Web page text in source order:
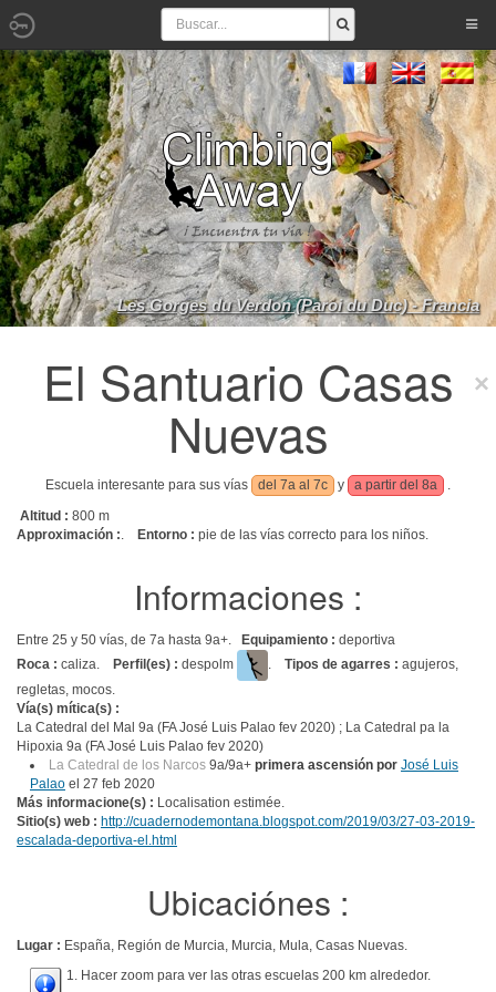
Les Gorges du Verdon (Paroi du Duc) - Francia
El Santuario Casas
Nuevas
Escuela interesante para sus vías del 7a al 7c y a partir del 8a
.
Altitud : 800 m
Approximación :. Entorno : pie de las vías correcto para los niños.
Informaciones :
Entre 25 y 50 vías, de 7a hasta 9a+. Equipamiento : deportiva
Roca : caliza. Perfil(es) : despolm . Tipos de agarres : agujeros,
regletas, mocos.
Vía(s) mítica(s) :
La Catedral del Mal 9a (FA José Luis Palao fev 2020) ; La Catedral pa la
Hipoxia 9a (FA José Luis Palao fev 2020)
La Catedral de los Narcos 9a/9a+ primera ascensión por José Luis
Palao el 27 feb 2020
Más informacione(s) : Localisation estimée.
Sitio(s) web : http://cuadernodemontana.blogspot.com/2019/03/27-03-2019-
escalada-deportiva-el.html
Ubicaciónes :
Lugar : España, Región de Murcia, Murcia, Mula, Casas Nuevas.
1. Hacer zoom para ver las otras escuelas 200 km alrededor.